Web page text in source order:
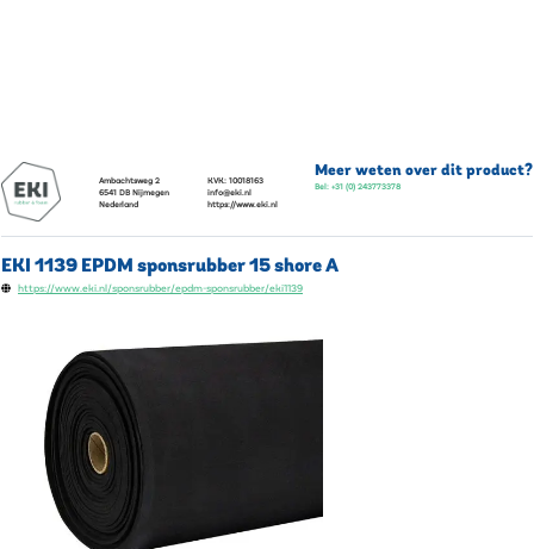
Ambachtsweg 2
6541 DB Nijmegen
Nederland
KVK: 10018163
info@eki.nl
https://www.eki.nl
Meer weten over dit product?
Bel: +31 (0) 243773378
EKI 1139 EPDM sponsrubber 15 shore A
https://www.eki.nl/sponsrubber/epdm-sponsrubber/eki1139